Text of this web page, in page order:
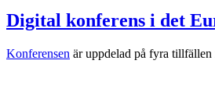
Digital konferens i det
Konferensen är uppdelad på fyra